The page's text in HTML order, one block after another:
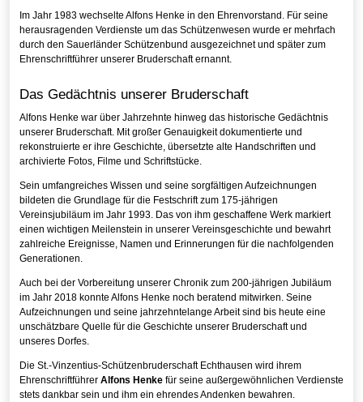
Im Jahr 1983 wechselte Alfons Henke in den Ehrenvorstand. Für seine
herausragenden Verdienste um das Schützenwesen wurde er mehrfach
durch den Sauerländer Schützenbund ausgezeichnet und später zum
Ehrenschriftführer unserer Bruderschaft ernannt.
Das Gedächtnis unserer Bruderschaft
Alfons Henke war über Jahrzehnte hinweg das historische Gedächtnis
unserer Bruderschaft. Mit großer Genauigkeit dokumentierte und
rekonstruierte er ihre Geschichte, übersetzte alte Handschriften und
archivierte Fotos, Filme und Schriftstücke.
Sein umfangreiches Wissen und seine sorgfältigen Aufzeichnungen
bildeten die Grundlage für die Festschrift zum 175-jährigen
Vereinsjubiläum im Jahr 1993. Das von ihm geschaffene Werk markiert
einen wichtigen Meilenstein in unserer Vereinsgeschichte und bewahrt
zahlreiche Ereignisse, Namen und Erinnerungen für die nachfolgenden
Generationen.
Auch bei der Vorbereitung unserer Chronik zum 200-jährigen Jubiläum
im Jahr 2018 konnte Alfons Henke noch beratend mitwirken. Seine
Aufzeichnungen und seine jahrzehntelange Arbeit sind bis heute eine
unschätzbare Quelle für die Geschichte unserer Bruderschaft und
unseres Dorfes.
Die St.-Vinzentius-Schützenbruderschaft Echthausen wird ihrem
Ehrenschriftführer Alfons Henke für seine außergewöhnlichen Verdienste
stets dankbar sein und ihm ein ehrendes Andenken bewahren.